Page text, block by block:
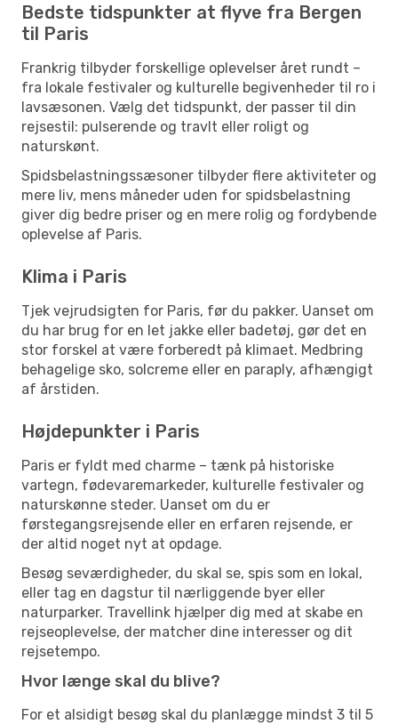
Bedste tidspunkter at flyve fra Bergen
til Paris
Frankrig tilbyder forskellige oplevelser året rundt –
fra lokale festivaler og kulturelle begivenheder til ro i
lavsæsonen. Vælg det tidspunkt, der passer til din
rejsestil: pulserende og travlt eller roligt og
naturskønt.
Spidsbelastningssæsoner tilbyder flere aktiviteter og
mere liv, mens måneder uden for spidsbelastning
giver dig bedre priser og en mere rolig og fordybende
oplevelse af Paris.
Klima i Paris
Tjek vejrudsigten for Paris, før du pakker. Uanset om
du har brug for en let jakke eller badetøj, gør det en
stor forskel at være forberedt på klimaet. Medbring
behagelige sko, solcreme eller en paraply, afhængigt
af årstiden.
Højdepunkter i Paris
Paris er fyldt med charme – tænk på historiske
vartegn, fødevaremarkeder, kulturelle festivaler og
naturskønne steder. Uanset om du er
førstegangsrejsende eller en erfaren rejsende, er
der altid noget nyt at opdage.
Besøg seværdigheder, du skal se, spis som en lokal,
eller tag en dagstur til nærliggende byer eller
naturparker. Travellink hjælper dig med at skabe en
rejseoplevelse, der matcher dine interesser og dit
rejsetempo.
Hvor længe skal du blive?
For et alsidigt besøg skal du planlægge mindst 3 til 5